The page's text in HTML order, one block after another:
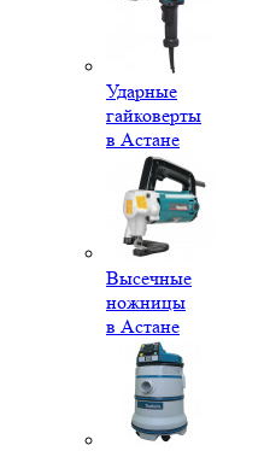
Ударные
гайковерты
в Астане
Высечные
ножницы
в Астане